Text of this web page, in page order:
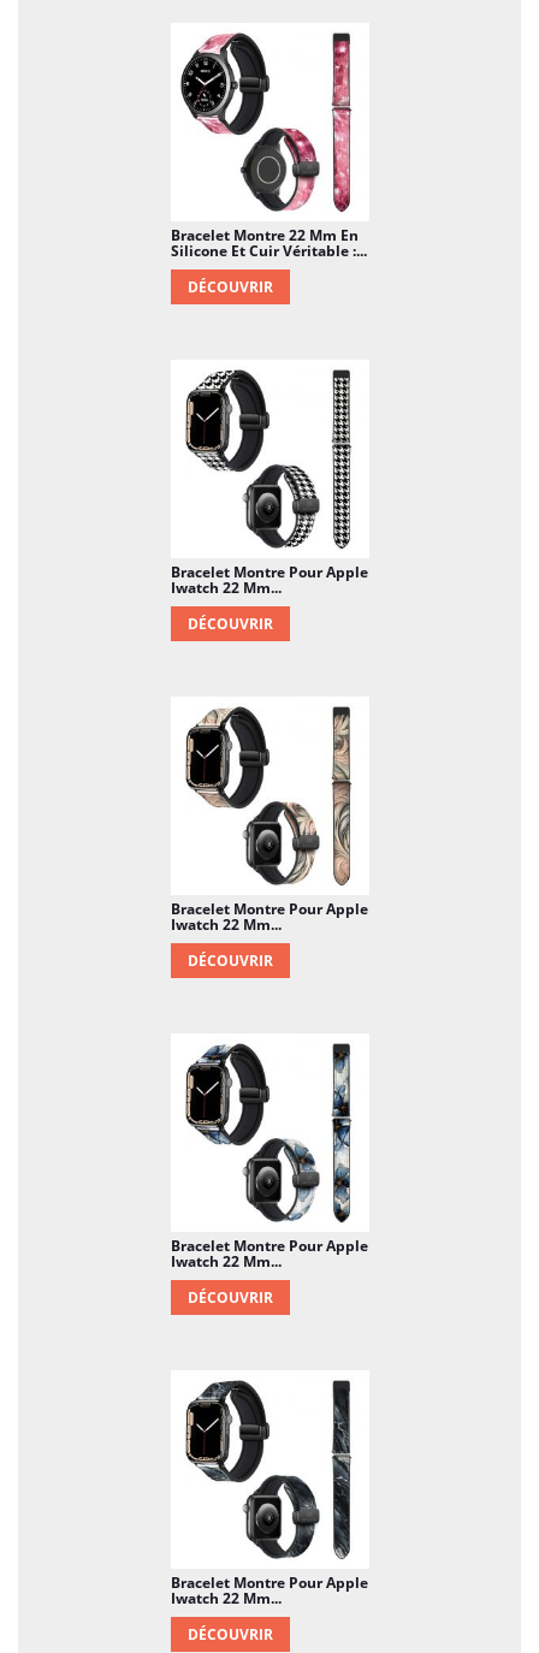
Bracelet Montre 22 Mm En
Silicone Et Cuir Véritable :...
DÉCOUVRIR
Bracelet Montre Pour Apple
Iwatch 22 Mm...
DÉCOUVRIR
Bracelet Montre Pour Apple
Iwatch 22 Mm...
DÉCOUVRIR
Bracelet Montre Pour Apple
Iwatch 22 Mm...
DÉCOUVRIR
Bracelet Montre Pour Apple
Iwatch 22 Mm...
DÉCOUVRIR